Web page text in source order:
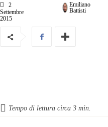
2
Settembre
2015
Emiliano
Battisti
Tempo di lettura circa 3 min.